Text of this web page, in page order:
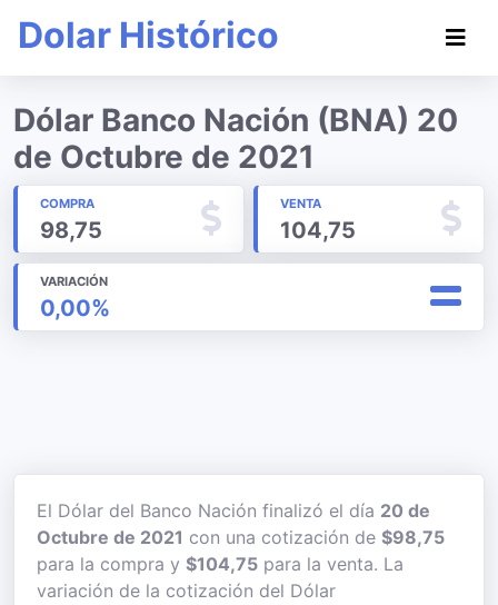
Dolar Histórico
Dólar Banco Nación (BNA) 20
de Octubre de 2021
COMPRA
98,75
VENTA
104,75
VARIACIÓN
0,00%
El Dólar del Banco Nación finalizó el día 20 de
Octubre de 2021 con una cotización de $98,75
para la compra y $104,75 para la venta. La
variación de la cotización del Dólar